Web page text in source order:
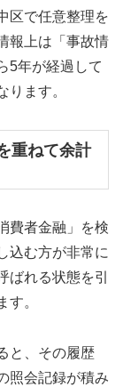
区で任意整理を
報上は「事故情
5年が経過して
ります。
重ねて余計
費者金融」を検
込む方が非常に
ばれる状態を引
す。
と、その履歴
照会記録が積み